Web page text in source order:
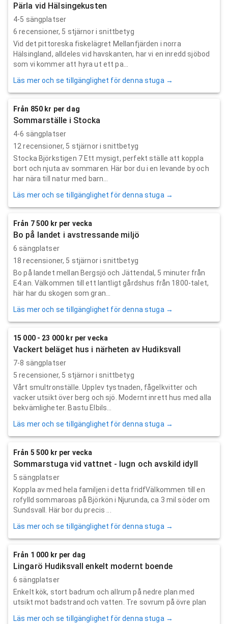
Pärla vid Hälsingekusten
4-5 sängplatser
6 recensioner, 5 stjärnor i snittbetyg
Vid det pittoreska fiskelägret Mellanfjärden i norra
Hälsingland, alldeles vid havskanten, har vi en inredd sjöbod
som vi kommer att hyra ut ett pa...
Läs mer och se tillgänglighet för denna stuga →
Från 850 kr per dag
Sommarställe i Stocka
4-6 sängplatser
12 recensioner, 5 stjärnor i snittbetyg
Stocka Björkstigen 7 Ett mysigt, perfekt ställe att koppla
bort och njuta av sommaren. Här bor du i en levande by och
har nära till natur med barn...
Läs mer och se tillgänglighet för denna stuga →
Från 7 500 kr per vecka
Bo på landet i avstressande miljö
6 sängplatser
18 recensioner, 5 stjärnor i snittbetyg
Bo på landet mellan Bergsjö och Jättendal, 5 minuter från
E4:an. Välkommen till ett lantligt gårdshus från 1800-talet,
här har du skogen som gran...
Läs mer och se tillgänglighet för denna stuga →
15 000 - 23 000 kr per vecka
Vackert beläget hus i närheten av Hudiksvall
7-8 sängplatser
5 recensioner, 5 stjärnor i snittbetyg
Vårt smultronställe. Upplev tystnaden, fågelkvitter och
vacker utsikt över berg och sjö. Modernt inrett hus med alla
bekvämligheter. Bastu Elbils...
Läs mer och se tillgänglighet för denna stuga →
Från 5 500 kr per vecka
Sommarstuga vid vattnet - lugn och avskild idyll
5 sängplatser
Koppla av med hela familjen i detta fridfVälkommen till en
rofylld sommaroas på Björkön i Njurunda, ca 3 mil söder om
Sundsvall. Här bor du precis ...
Läs mer och se tillgänglighet för denna stuga →
Från 1 000 kr per dag
Lingarö Hudiksvall enkelt modernt boende
6 sängplatser
Enkelt kök, stort badrum och allrum på nedre plan med
utsikt mot badstrand och vatten. Tre sovrum på övre plan
Läs mer och se tillgänglighet för denna stuga →